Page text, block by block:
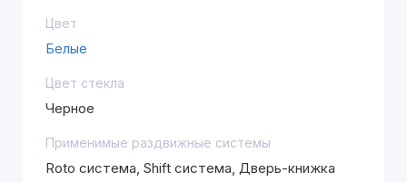
Цвет
Белые
Цвет стекла
Черное
Применимые раздвижные системы
Roto система, Shift система, Дверь-книжка